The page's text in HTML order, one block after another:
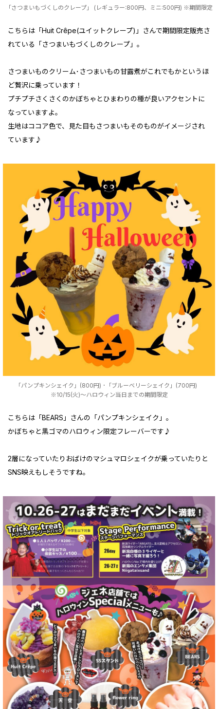
「さつまいもづくしのクレープ」 (レギュラー:800円、ミニ:500円) ※期間限定
こちらは「Huit Crêpe(ユイットクレープ)」さんで期間限定販売さ
れている「さつまいもづくしのクレープ」。
さつまいものクリーム･さつまいもの甘露煮がこれでもかというほ
ど贅沢に乗っています！
プチプチさくさくのかぼちゃとひまわりの種が良いアクセントに
なっていますよ。
生地はココア色で、見た目もさつまいもそのものがイメージされ
ています♪
「パンプキンシェイク」(800円) ･「ブルーベリーシェイク」(700円)
※10/15(火)～ハロウィン当日までの期間限定
こちらは「BEARS」さんの「パンプキンシェイク」。
かぼちゃと黒ゴマのハロウィン限定フレーバーです♪
2層になっていたりおばけのマシュマロシェイクが乗っていたりと
SNS映えもしそうですね。